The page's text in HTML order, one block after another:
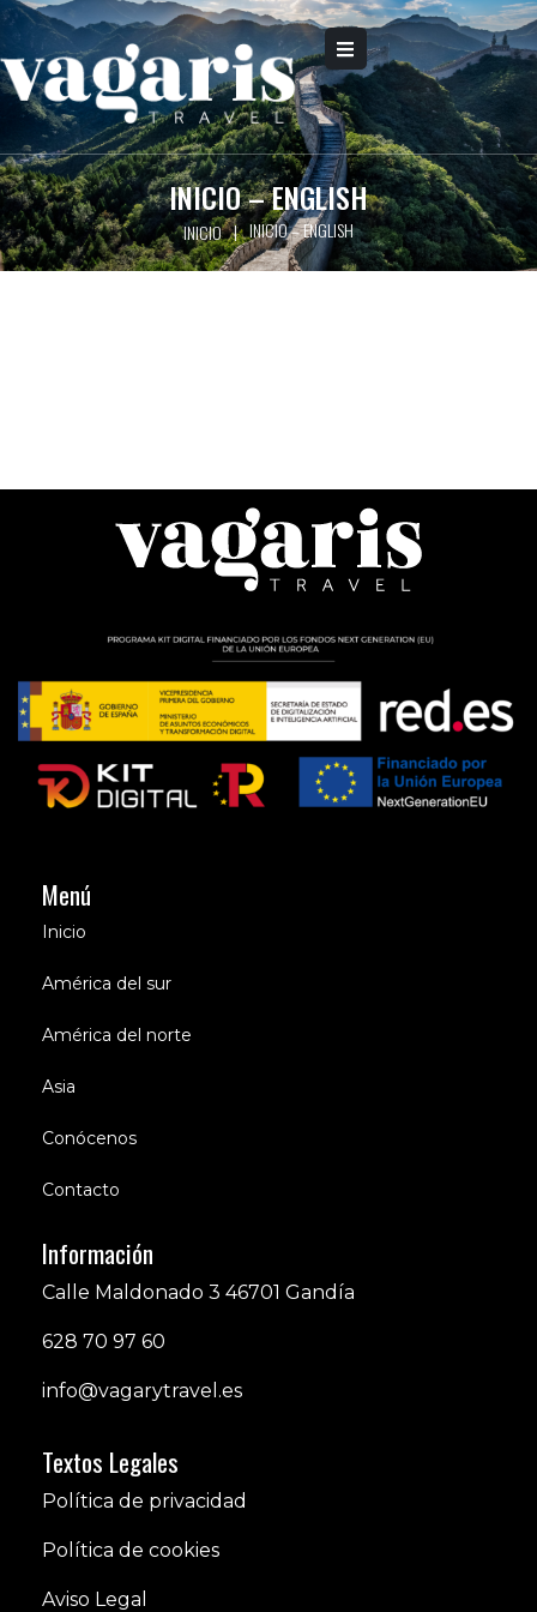
INICIO – ENGLISH
INICIO | INICIO – ENGLISH
Menú
Inicio
América del sur
América del norte
Asia
Conócenos
Contacto
Información
Calle Maldonado 3 46701 Gandía
628 70 97 60
info@vagarytravel.es
Textos Legales
Política de privacidad
Política de cookies
Aviso Legal